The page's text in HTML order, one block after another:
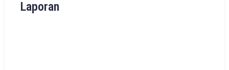
Laporan